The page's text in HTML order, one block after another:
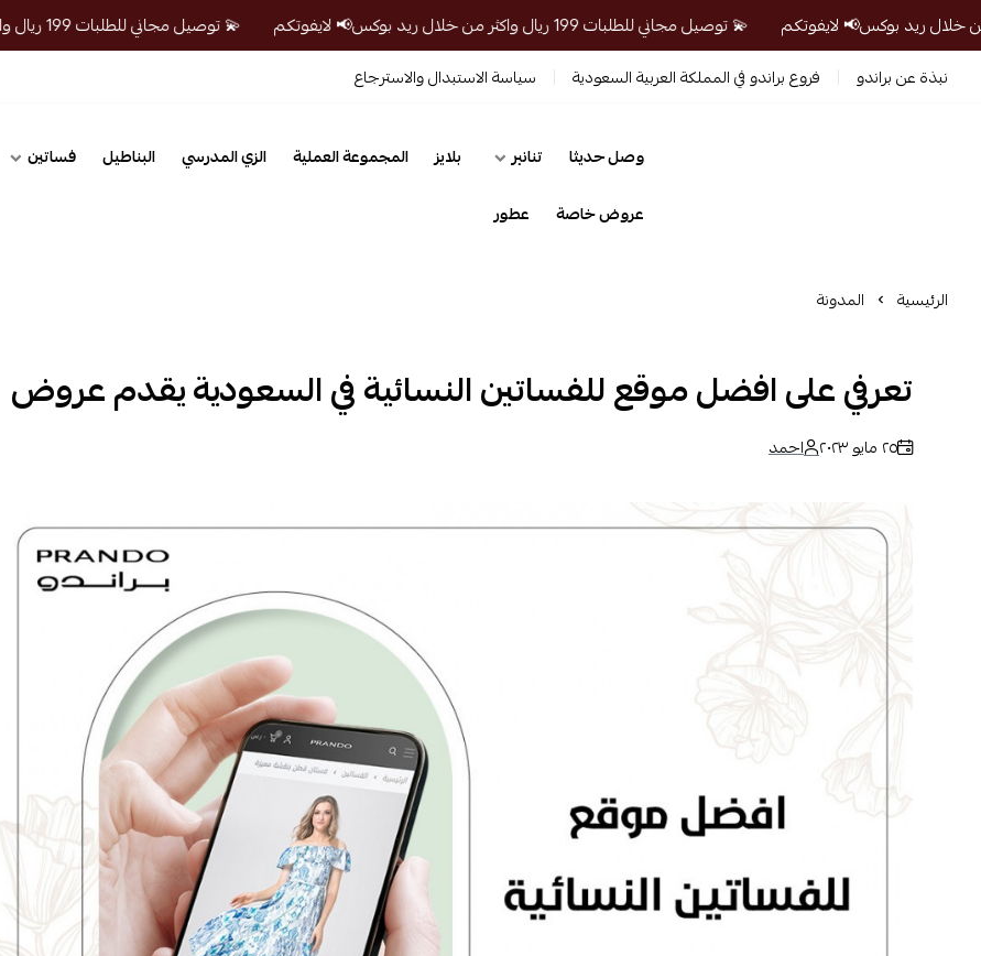
💫 توصيل مجاني للطلبات 199 ريال واكثر من خلال ريد بوكس📢 لايفوتكم 💫 توصيل مجاني للطلبات 199 ريال واكثر من خلال ريد بوكس📢 لايفوتكم
نبذة عن براندو فروع براندو في المملكة العربية السعودية سياسة الاستبدال والاسترجاع
وصل حديثا تنانير بلايز المجموعة العملية الزي المدرسي البناطيل فساتين
عروض خاصة
عطور
الرئيسية المدونة
تعرفي على افضل موقع للفساتين النسائية في السعودية يقدم عروض
٢٥ مايو ٢٠٢٣ احمد